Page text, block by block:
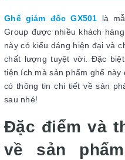
Ghế giám đốc GX501 là
Group được nhiều khách
này có kiểu dáng hiện đại và
chất lượng tuyệt vời. Đặc
tiện ích mà sản phẩm ghế
có thông tin chi tiết về sản
sau nhé!
Đặc điểm và
về sản